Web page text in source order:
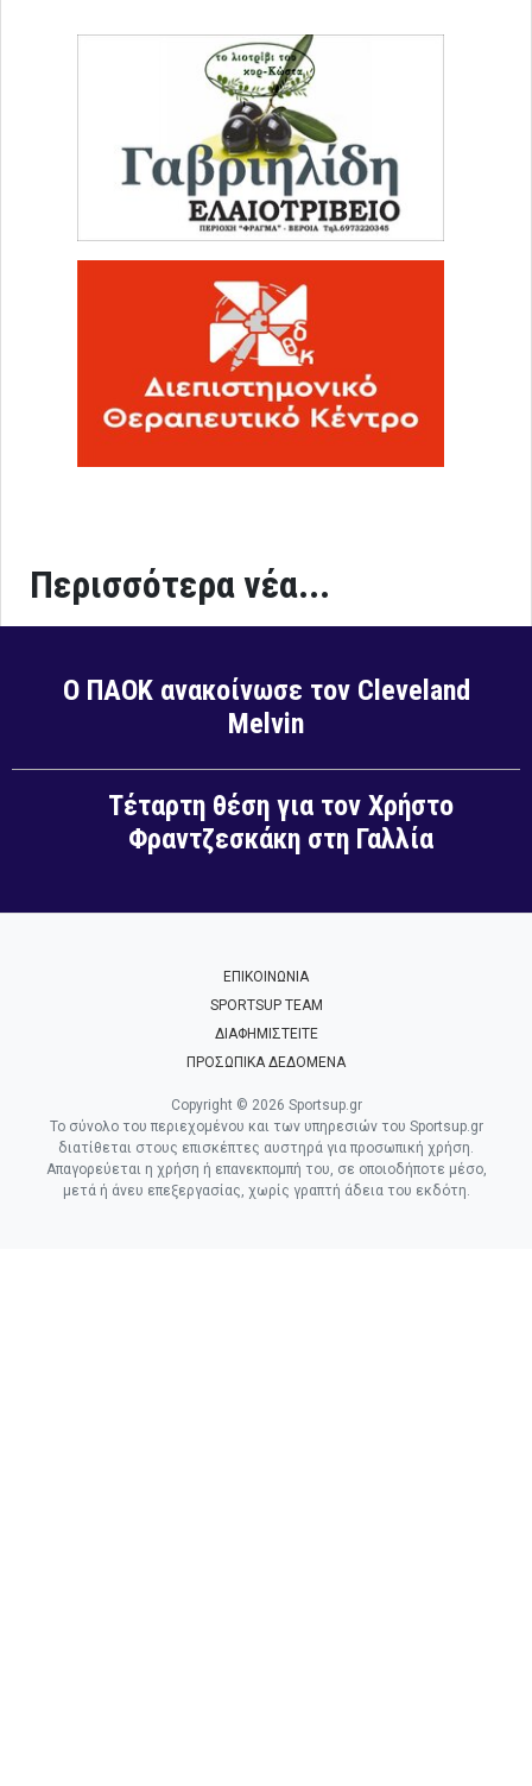
Περισσότερα νέα...
Ο ΠΑΟΚ ανακοίνωσε τον Cleveland
Melvin
Τέταρτη θέση για τον Χρήστο
Φραντζεσκάκη στη Γαλλία
ΕΠΙΚΟΙΝΩΝΙΑ
SPORTSUP TEAM
ΔΙΑΦΗΜΙΣΤΕΙΤΕ
ΠΡΟΣΩΠΙΚΑ ΔΕΔΟΜΕΝΑ
Copyright © 2026 Sportsup.gr
Το σύνολο του περιεχομένου και των υπηρεσιών του Sportsup.gr
διατίθεται στους επισκέπτες αυστηρά για προσωπική χρήση.
Απαγορεύεται η χρήση ή επανεκπομπή του, σε οποιοδήποτε μέσο,
μετά ή άνευ επεξεργασίας, χωρίς γραπτή άδεια του εκδότη.